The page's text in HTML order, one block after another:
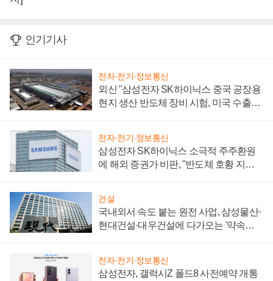
인기기사
전자·전기·정보통신
외신 "삼성전자 SK하이닉스 중국 공장용
현지 생산 반도체 장비 시험, 미국 수출통
전자·전기·정보통신
삼성전자 SK하이닉스 소극적 주주환원
에 해외 증권가 비판, "반도체 호황 지속
건설
국내외서 속도 붙는 원전 사업, 삼성물산·
현대건설·대우건설에 다가오는 '약속의
전자·전기·정보통신
삼성전자, 갤럭시Z 폴드8 사전예약 개통